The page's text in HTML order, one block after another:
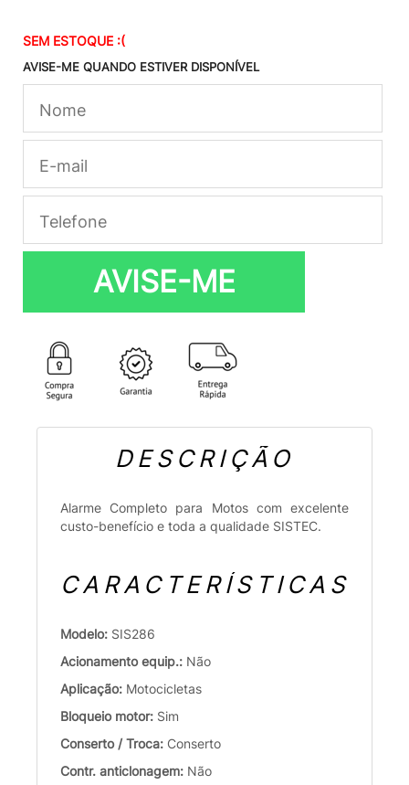
SEM ESTOQUE :(
AVISE-ME QUANDO ESTIVER DISPONÍVEL
AVISE-ME
DESCRIÇÃO
Alarme Completo para Motos com excelente
custo-benefício e toda a qualidade SISTEC.
CARACTERÍSTICAS
Modelo: SIS286
Acionamento equip.: Não
Aplicação: Motocicletas
Bloqueio motor: Sim
Conserto / Troca: Conserto
Contr. anticlonagem: Não